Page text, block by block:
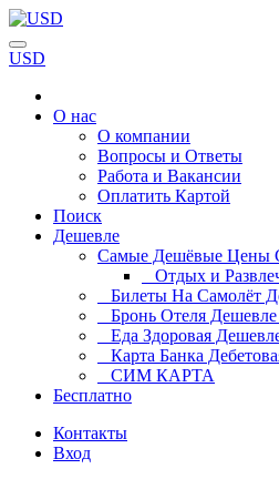
USD
О нас
О компании
Вопросы и Ответы
Работа и Вакансии
Оплатить Картой
Поиск
Дешевле
Самые Дешёвые Цены
Отдых и
Билеты На Самолёт
Бронь Отеля Дешевле
Еда Здоровая
Карта Банка
СИМ КАРТА
Бесплатно
Контакты
Вход